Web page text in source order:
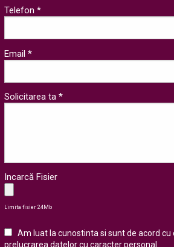
Telefon *
Email *
Solicitarea ta *
Incarcă Fisier
Limita fisier 24Mb
Am luat la cunostinta si sunt de acord cu
prelucrarea datelor cu caracter personal